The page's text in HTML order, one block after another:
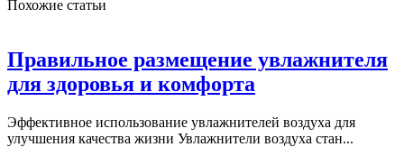
Похожие статьи
Правильное размещение увлажнителя
для здоровья и комфорта
Эффективное использование увлажнителей воздуха для
улучшения качества жизни Увлажнители воздуха стан...